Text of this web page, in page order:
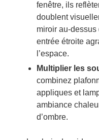
fenêtre, ils
doublent
miroir au-dessus
entrée étroite
l’espace.
Multiplier les
combinez
appliques et
ambiance
d’ombre.